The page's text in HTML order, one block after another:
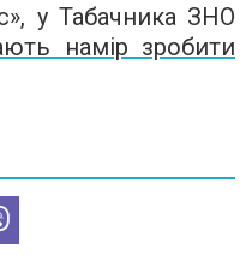
у Табачника ЗНО
намір зробити